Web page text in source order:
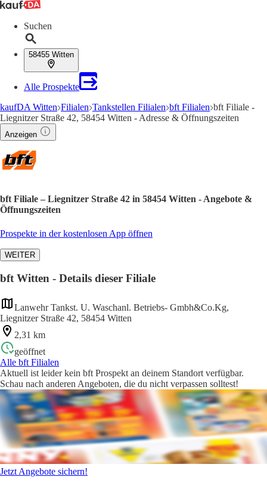
Suchen
58455 Witten
Alle Prospekte
kaufDA Witten Filialen Tankstellen Filialen bft Filialen bft Filiale -
Liegnitzer Straße 42, 58454 Witten - Adresse & Öffnungszeiten
Anzeigen
bft Filiale – Liegnitzer Straße 42 in 58454 Witten - Angebote &
Öffnungszeiten
Prospekte in der kostenlosen App öffnen
WEITER
bft Witten - Details dieser Filiale
Lanwehr Tankst. U. Waschanl. Betriebs- Gmbh&Co.Kg,
Liegnitzer Straße 42, 58454 Witten
2,31 km
geöffnet
Alle bft Filialen
Aktuell ist leider kein bft Prospekt an deinem Standort verfügbar.
Schau nach anderen Angeboten, die du nicht verpassen solltest!
Jetzt Angebote sichern!